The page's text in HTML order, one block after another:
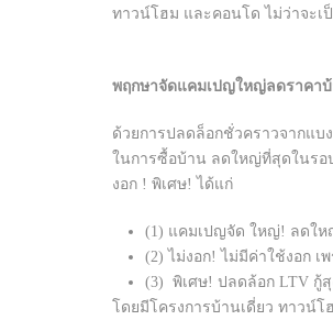
ทาวน์โฮม และคอนโด ไม่ว่าจะ
พฤกษาจัดแคมเปญใหญ่ลดราคา
ด้วยการปลดล็อกชั่วคราวจากแบ
ในการซื้อบ้าน ลดใหญ่ที่สุดในรอ
งอก ! พิเศษ! ได้แก่
(1) แคมเปญจัด ใหญ่! ลดใ
(2) ไม่งอก! ไม่มีค่าใช้งอก
(3) พิเศษ! ปลดล้อก LTV กู้
โดยมีโครงการบ้านเดี่ยว ทาวน์โ